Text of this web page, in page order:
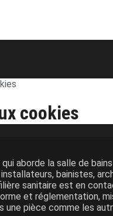
cookies
aborde la salle de
bainistes,
sanitaire est en
et réglementation,
une pièce comme les